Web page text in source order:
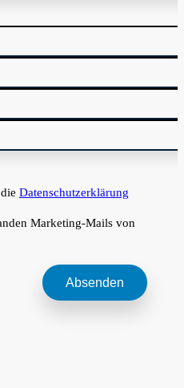
Datenschutzerklärung
Marketing-Mails von